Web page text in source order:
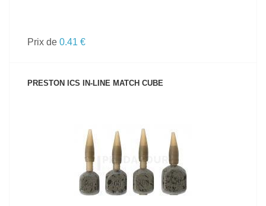
Prix de 0.41 €
PRESTON ICS IN-LINE MATCH CUBE
VOIR LE PRODUIT